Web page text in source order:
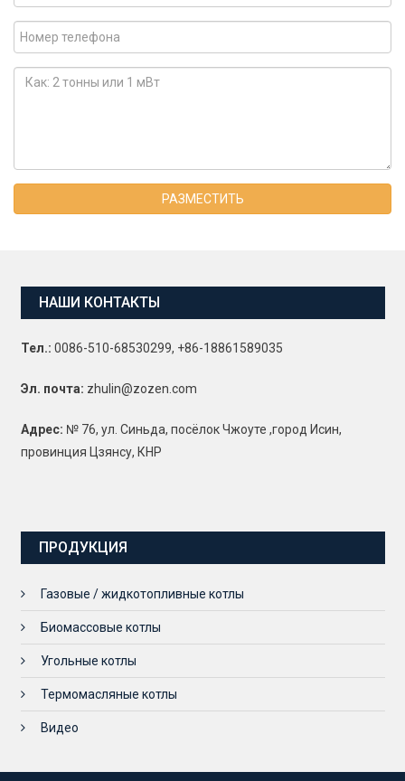
РАЗМЕСТИТЬ
НАШИ КОНТАКТЫ
Тел.: 0086-510-68530299, +86-18861589035
Эл. почта: zhulin@zozen.com
Адрес: № 76, ул. Синьда, посёлок Чжоуте ,город Исин,
провинция Цзянсу, КНР
ПРОДУКЦИЯ
Газовые / жидкотопливные котлы
Биомассовые котлы
Угольные котлы
Термомасляные котлы
Видео